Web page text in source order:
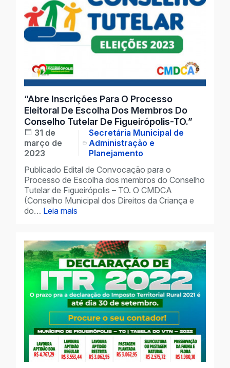
“Abre Inscrições Para O Processo
Eleitoral De Escolha Dos Membros Do
Conselho Tutelar De Figueirópolis-TO.”
31 de
março de
2023
Secretária Municipal de
Administração e
Planejamento
Publicado Edital de Convocação para o
Processo de Escolha dos membros do Conselho
Tutelar de Figueirópolis – TO. O CMDCA
(Conselho Municipal dos Direitos da Criança e
do… Leia mais